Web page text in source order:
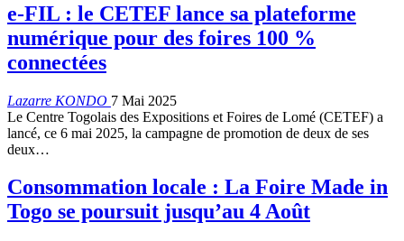
e-FIL : le CETEF lance sa plateforme
numérique pour des foires 100 %
connectées
Lazarre KONDO 7 Mai 2025
Le Centre Togolais des Expositions et Foires de Lomé (CETEF) a
lancé, ce 6 mai 2025, la campagne de promotion de deux de ses
deux…
Consommation locale : La Foire Made in
Togo se poursuit jusqu’au 4 Août